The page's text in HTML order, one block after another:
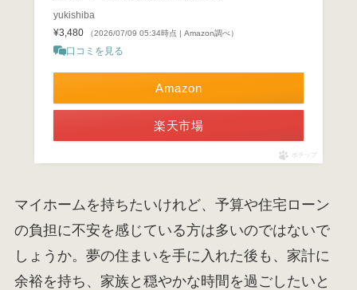
yukishiba
¥3,480
（2026/07/09 05:34時点 | Amazon調べ）
口コミを見る
Amazon
楽天市場
ポチップ
マイホームを持ちたいけれど、予算や住宅ローン
の負担に不安を感じている方は多いのではないで
しょうか。夢の住まいを手に入れた後も、家計に
余裕を持ち、家族と穏やかな時間を過ごしたいと